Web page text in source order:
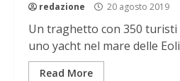
redazione 20 agosto 2019
Un traghetto con 350 turisti
uno yacht nel mare delle
Read More